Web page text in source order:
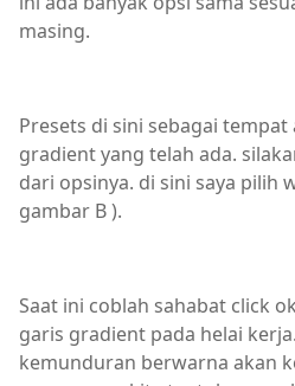
masing.
Presets di sini sebagai
gradient yang telah ada.
dari opsinya. di sini saya pilih
gambar B ).
Saat ini coblah sahabat click
garis gradient pada helai
kemunduran berwarna akan